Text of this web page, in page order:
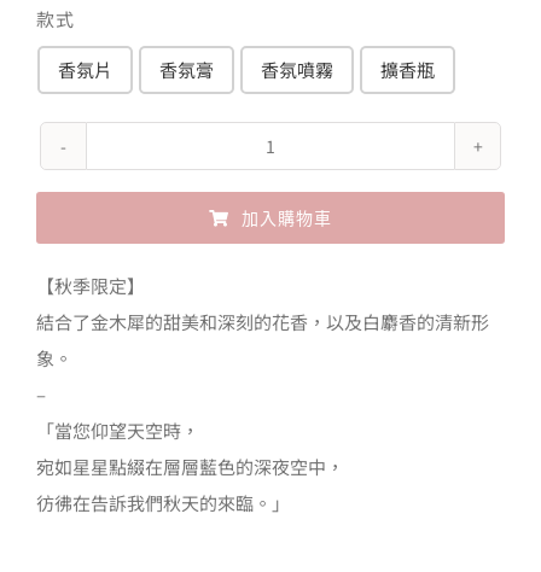
範
圍：
NT$99
到
NT$890
款式
香氛片 香氛膏 香氛噴霧 擴香瓶
John's
Blend
桂
加入購物車
Alternative:
【秋季限定】
結合了金木犀的甜美和深刻的花香，以及白麝香的清新形
象。
–
「當您仰望天空時，
宛如星星點綴在層層藍色的深夜空中，
彷彿在告訴我們秋天的來臨。」